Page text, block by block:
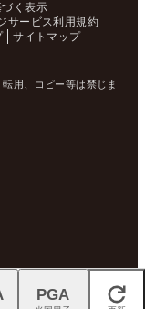
く表示
サービス利用規約
サイトマップ
用、コピー等は禁じま
閉じる
PGA